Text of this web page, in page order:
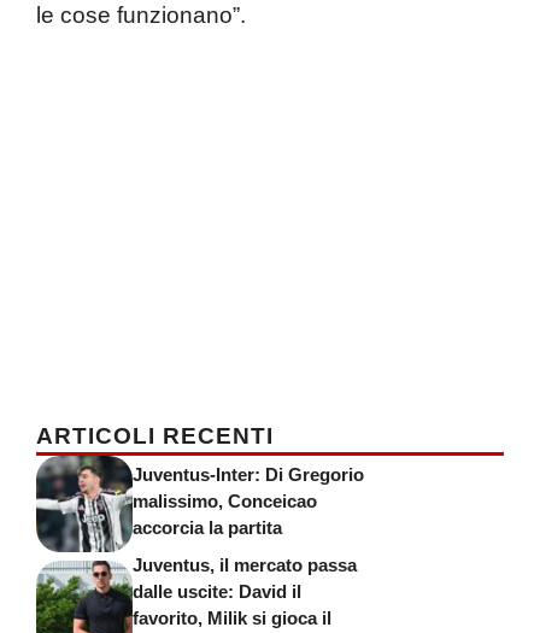
le cose funzionano”.
ARTICOLI RECENTI
Juventus-Inter: Di Gregorio
malissimo, Conceicao
accorcia la partita
Juventus, il mercato passa
dalle uscite: David il
favorito, Milik si gioca il